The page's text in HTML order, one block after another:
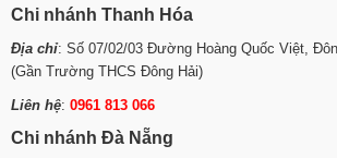
Chi nhánh Thanh Hóa
Địa chỉ: Số 07/02/03 Đường Hoàng Quốc Việt,
(Gần Trường THCS Đông Hải)
Liên hệ: 0961 813 066
Chi nhánh Đà Nẵng